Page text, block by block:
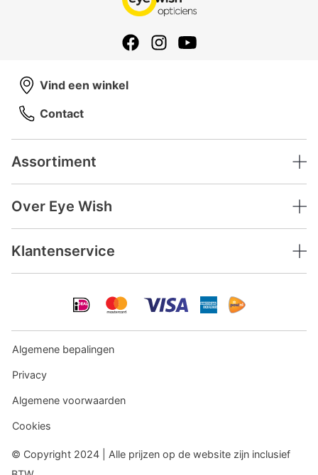
Assortiment
Over Eye Wish
Klantenservice
Vind een winkel
Contact
© Copyright 2024 | Alle prijzen op de website zijn inclusief
Algemene bepalingen
Privacy
Algemene voorwaarden
Cookies